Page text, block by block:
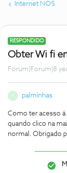
Internet NOS
RESPONDIDO
Obter Wi fi
Forum|Forum|8
palminhas
Como ter acesso
quando clico na
normal. Obrigado